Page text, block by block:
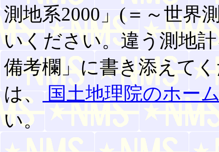
測地系2000」(＝～世界
いください。違う測地
備考欄」に書き添えて
は、
国土地理院のホー
い。